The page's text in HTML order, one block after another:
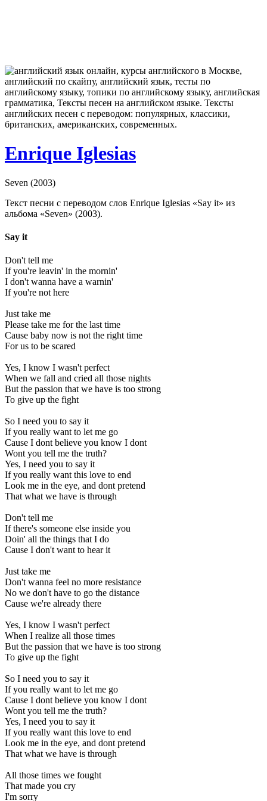
Enrique Iglesias
Seven (2003)
Текст песни с переводом слов Enrique Iglesias «Say it» из
альбома «Seven» (2003).
Say it
Don't tell me
If you're leavin' in the mornin'
I don't wanna have a warnin'
If you're not here
Just take me
Please take me for the last time
Cause baby now is not the right time
For us to be scared
Yes, I know I wasn't perfect
When we fall and cried all those nights
But the passion that we have is too strong
To give up the fight
So I need you to say it
If you really want to let me go
Cause I dont believe you know I dont
Wont you tell me the truth?
Yes, I need you to say it
If you really want this love to end
Look me in the eye, and dont pretend
That what we have is through
Don't tell me
If there's someone else inside you
Doin' all the things that I do
Cause I don't want to hear it
Just take me
Don't wanna feel no more resistance
No we don't have to go the distance
Cause we're already there
Yes, I know I wasn't perfect
When I realize all those times
But the passion that we have is too strong
To give up the fight
So I need you to say it
If you really want to let me go
Cause I dont believe you know I dont
Wont you tell me the truth?
Yes, I need you to say it
If you really want this love to end
Look me in the eye, and dont pretend
That what we have is through
All those times we fought
That made you cry
I'm sorry